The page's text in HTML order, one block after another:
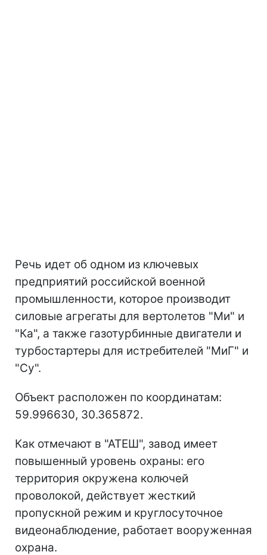
Речь идет об одном из ключевых
предприятий российской военной
промышленности, которое производит
силовые агрегаты для вертолетов "Ми" и
"Ка", а также газотурбинные двигатели и
турбостартеры для истребителей "МиГ" и
"Су".
Объект расположен по координатам:
59.996630, 30.365872.
Как отмечают в "АТЕШ", завод имеет
повышенный уровень охраны: его
территория окружена колючей
проволокой, действует жесткий
пропускной режим и круглосуточное
видеонаблюдение, работает вооруженная
охрана.